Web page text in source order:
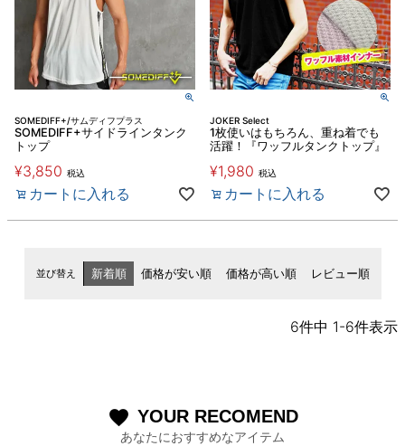
SOMEDIFF+/サムディフプラス
SOMEDIFF+サイドラインタンク
トップ
¥3,850 税込
カートに入れる
JOKER Select
1枚使いはもちろん、重ね着でも
活躍！『ワッフルタンクトップ』
¥1,980 税込
カートに入れる
並び替え 新着順 価格が安い順 価格が高い順 レビュー順
6件中 1-6件表示
favorite YOUR RECOMEND
あなたにおすすめなアイテム